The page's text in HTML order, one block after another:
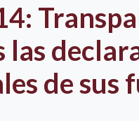
las
de sus